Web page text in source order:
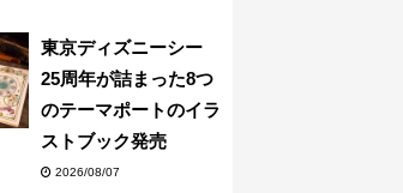
東京ディズニーシー
25周年が詰まった8つ
のテーマポートのイラ
ストブック発売
2026/08/07